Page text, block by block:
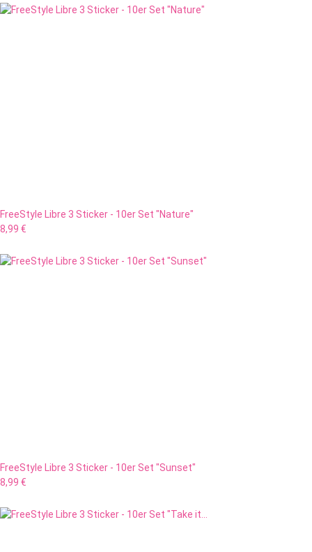
FreeStyle Libre 3 Sticker - 10er Set "Nature"
8,99 €
FreeStyle Libre 3 Sticker - 10er Set "Sunset"
8,99 €